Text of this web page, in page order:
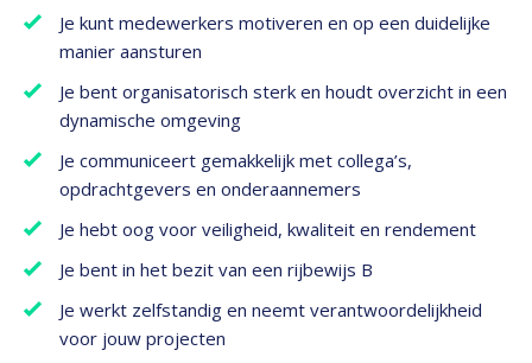
Je kunt medewerkers motiveren en op een duidelijke
manier aansturen
Je bent organisatorisch sterk en houdt overzicht in een
dynamische omgeving
Je communiceert gemakkelijk met collega’s,
opdrachtgevers en onderaannemers
Je hebt oog voor veiligheid, kwaliteit en rendement
Je bent in het bezit van een rijbewijs B
Je werkt zelfstandig en neemt verantwoordelijkheid
voor jouw projecten